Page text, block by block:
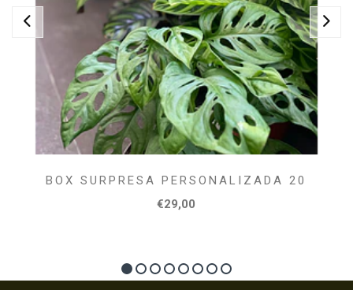
BOX SURPRESA PERSONALIZADA 20
€29,00